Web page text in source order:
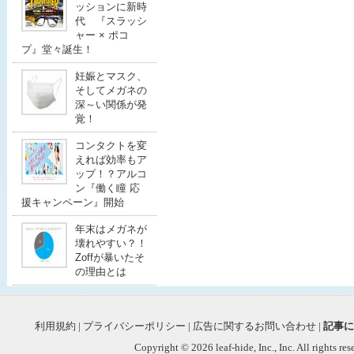
ッションに新時
代 『スラッシ
ャー × ポコ
プ』堂々誕生！
妊娠とマスク、
そしてメガネの
深～い関係が発
覚！
コンタクトを変
えれば効率もア
ップ！？アルコ
ン『働く瞳 応
援キャンペーン』開始
年末はメガネが
壊れやすい？！
Zoffが暴いたそ
の理由とは
利用規約 | プライバシーポリシー | 広告に関するお問い合わせ | 記事
Copyright © 2026 leaf-hide, Inc., Inc. All rights